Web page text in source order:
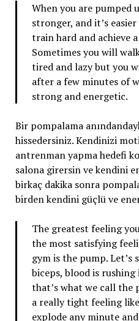
When you are pumped
stronger, and it’s
train hard and achieve
Sometimes you will
tired and lazy but you
after a few minutes of
strong and energetic.
Bir pompalama
hissedersiniz. Kendinizi
antrenman yapma hedefi
salona girersin ve kendini
birkaç dakika sonra
birden kendini güçlü ve
The greatest feeling
the most satisfying
gym is the pump. Let’s
biceps, blood is
that’s what we call the
a really tight feeling
explode any minute